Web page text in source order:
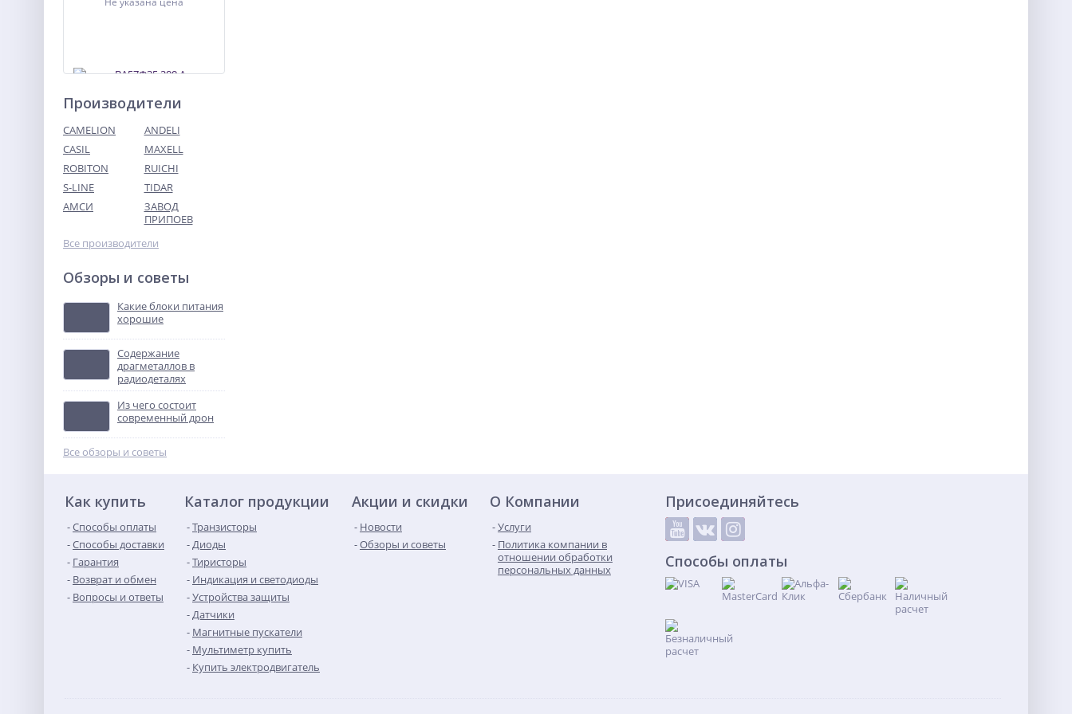
ВА57Ф35 200 А
выключатель
Не указана цена
Контактор
ПМЛ-4160ДМ-80А-220АС-
УХЛ4-Б
Не указана цена
Производители
CAMELION
ANDELI
CASIL
MAXELL
ROBITON
RUICHI
S-LINE
TIDAR
АМСИ
ЗАВОД
ПРИПОЕВ
Все производители
Обзоры и советы
Какие блоки питания
хорошие
Содержание
драгметаллов в
радиодеталях
Из чего состоит
современный дрон
Все обзоры и советы
Как купить
Способы оплаты
Способы доставки
Гарантия
Возврат и обмен
Вопросы и ответы
Каталог продукции
Транзисторы
Диоды
Тиристоры
Индикация и светодиоды
Устройства защиты
Датчики
Магнитные пускатели
Мультиметр купить
Купить электродвигатель
Акции и скидки
Новости
Обзоры и советы
О Компании
Услуги
Политика компании в
отношении обработки
персональных данных
Присоединяйтесь
Способы оплаты